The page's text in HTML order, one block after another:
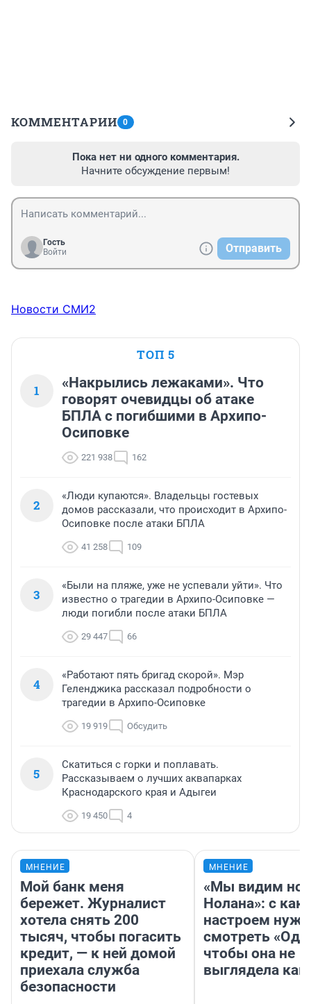
КОММЕНТАРИИ 0
Пока нет ни одного комментария.
Начните обсуждение первым!
Гость
Войти
Отправить
Новости СМИ2
ТОП 5
1
«Накрылись лежаками». Что
говорят очевидцы об атаке
БПЛА с погибшими в Архипо-
Осиповке
221 938 162
2
«Люди купаются». Владельцы гостевых
домов рассказали, что происходит в Архипо-
Осиповке после атаки БПЛА
41 258 109
3
«Были на пляже, уже не успевали уйти». Что
известно о трагедии в Архипо-Осиповке —
люди погибли после атаки БПЛА
29 447 66
4
«Работают пять бригад скорой». Мэр
Геленджика рассказал подробности о
трагедии в Архипо-Осиповке
19 919 Обсудить
5
Скатиться с горки и поплавать.
Рассказываем о лучших аквапарках
Краснодарского края и Адыгеи
19 450 4
МНЕНИЕ
Мой банк меня
бережет. Журналист
хотела снять 200
тысяч, чтобы погасить
кредит, — к ней домой
приехала служба
безопасности
МНЕНИЕ
«Мы видим
Нолана»: с
настроем
смотреть
чтобы она не
выглядела как